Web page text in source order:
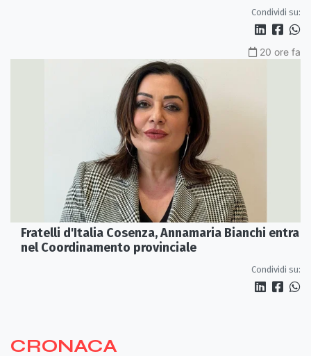
Condividi su:
20 ore fa
Fratelli d'Italia Cosenza, Annamaria Bianchi entra
nel Coordinamento provinciale
Condividi su:
CRONACA